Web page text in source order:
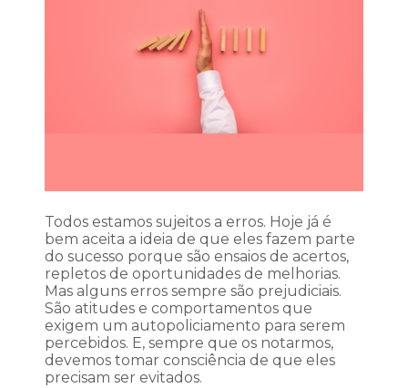
Todos estamos sujeitos a erros. Hoje já é
bem aceita a ideia de que eles fazem parte
do sucesso porque são ensaios de acertos,
repletos de oportunidades de melhorias.
Mas alguns erros sempre são prejudiciais.
São atitudes e comportamentos que
exigem um autopoliciamento para serem
percebidos. E, sempre que os notarmos,
devemos tomar consciência de que eles
precisam ser evitados.